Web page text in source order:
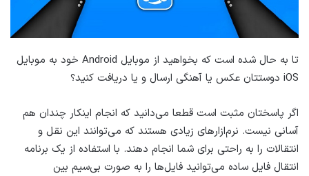
تا به حال شده است که بخواهید از موبایل Android خود به موبایل
iOS دوستتان عکس یا آهنگی ارسال و یا دریافت کنید؟
اگر پاسختان مثبت است قطعا می‌دانید که انجام اینکار چندان هم
آسانی نیست. نرم‌ازارهای زیادی هستند که می‌توانند این نقل و
انتقالات را به راحتی برای شما انجام دهند. با استفاده از یک برنامه
انتقال فایل ساده می‌توانید فایل‌ها را به صورت بی‌سیم بین